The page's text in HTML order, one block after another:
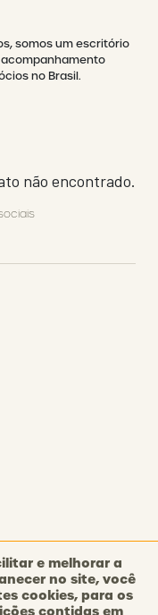
somos um escritório
no Brasil.
não encontrado.
RESERVADOS.
e melhorar a
no site, você
cookies, para os
contidas em